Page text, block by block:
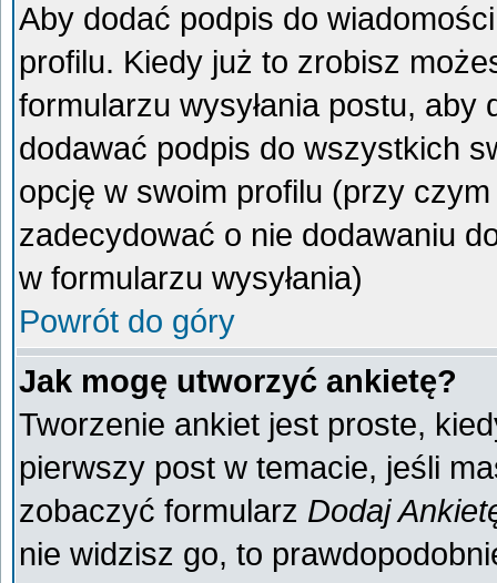
Aby dodać podpis do
profilu. Kiedy już to zrobisz
formularzu wysyłania postu,
dodawać podpis do wszystkich
opcję w swoim profilu (przy
zadecydować o nie dodawaniu
w formularzu wysyłania)
Powrót do góry
Jak mogę utworzyć ankietę?
Tworzenie ankiet jest proste,
pierwszy post w temacie, jeśli
zobaczyć formularz Dodaj
nie widzisz go, to